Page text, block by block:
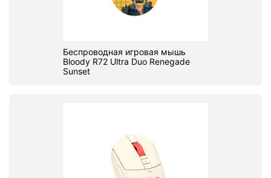
Беспроводная игровая мышь
Bloody R72 Ultra Duo Renegade
Sunset